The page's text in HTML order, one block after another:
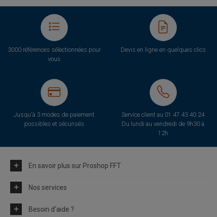
3000 références sélectionnées pour
vous
Devis en ligne en quelques clics
Jusqu'à 3 modes de paiement
possibles et sécurisés
Service client au 01 47 43 40 24
Du lundi au vendredi de 9h30 à
12h
En savoir plus sur Proshop FFT
Nos services
Besoin d'aide ?